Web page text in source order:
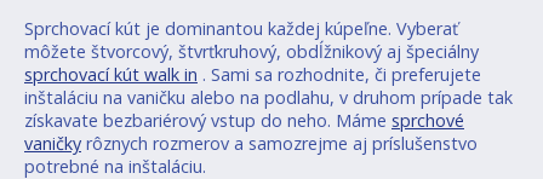
Sprchovací kút je dominantou každej kúpeľne. Vyberať
môžete štvorcový, štvrťkruhový, obdĺžnikový aj špeciálny
sprchovací kút walk in . Sami sa rozhodnite, či preferujete
inštaláciu na vaničku alebo na podlahu, v druhom prípade tak
získavate bezbariérový vstup do neho. Máme sprchové
vaničky rôznych rozmerov a samozrejme aj príslušenstvo
potrebné na inštaláciu.